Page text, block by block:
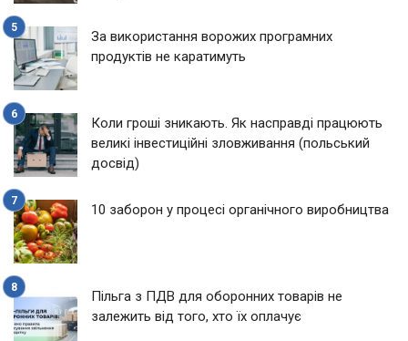
За використання ворожих програмних
продуктів не каратимуть
Коли гроші зникають. Як насправді працюють
великі інвестиційні зловживання (польський
досвід)
10 заборон у процесі органічного виробництва
Пільга з ПДВ для оборонних товарів не
залежить від того, хто їх оплачує